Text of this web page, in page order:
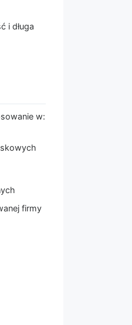
i długa
w:
firmy